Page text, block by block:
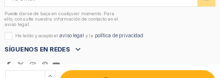
Puede darse de baja en cualquier momento. Para
ello, consulte nuestra información de contacto en el
aviso legal.
He leído y acepto elaviso legal y la política de privacidad
SÍGUENOS EN REDES